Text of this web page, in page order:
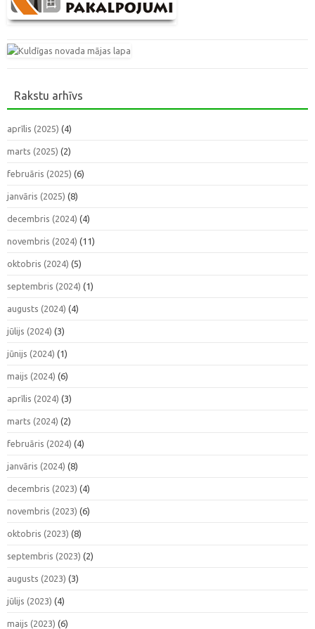
Rakstu arhīvs
aprīlis (2025) (4)
marts (2025) (2)
februāris (2025) (6)
janvāris (2025) (8)
decembris (2024) (4)
novembris (2024) (11)
oktobris (2024) (5)
septembris (2024) (1)
augusts (2024) (4)
jūlijs (2024) (3)
jūnijs (2024) (1)
maijs (2024) (6)
aprīlis (2024) (3)
marts (2024) (2)
februāris (2024) (4)
janvāris (2024) (8)
decembris (2023) (4)
novembris (2023) (6)
oktobris (2023) (8)
septembris (2023) (2)
augusts (2023) (3)
jūlijs (2023) (4)
maijs (2023) (6)